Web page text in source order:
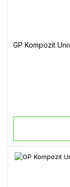
GP Kompozit